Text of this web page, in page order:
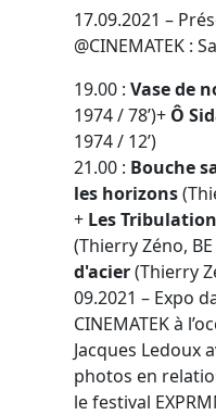
17.09.2021 –
@CINEMATEK :
19.00 : Vase de
1974 / 78’)+ Ô
1974 / 12’)
21.00 : Bouche
les horizons
+ Les
(Thierry Zéno, BE
d'acier(Thierry
09.2021 – Expo
CINEMATEK à
Jacques Ledoux
photos en
le festival